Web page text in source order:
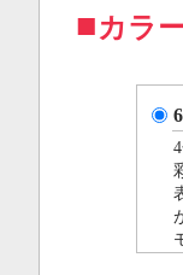
カラ